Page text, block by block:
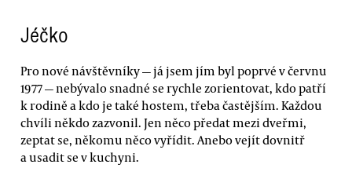
Jéčko
Pro nové návštěvníky — já jsem jím byl poprvé v červnu
1977 — nebývalo snadné se rychle zorientovat, kdo patří
k rodině a kdo je také hostem, třeba častějším. Každou
chvíli někdo zazvonil. Jen něco předat mezi dveřmi,
zeptat se, někomu něco vyřídit. Anebo vejít dovnitř
a usadit se v kuchyni.